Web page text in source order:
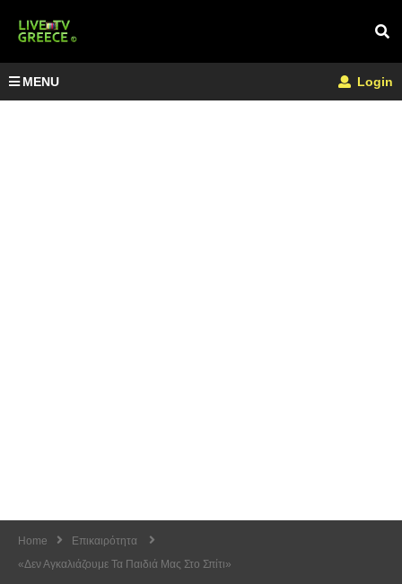
MENU Login
Home
Επικαιρότητα
«Δεν Αγκαλιάζουμε Τα Παιδιά Μας Στο Σπίτι»